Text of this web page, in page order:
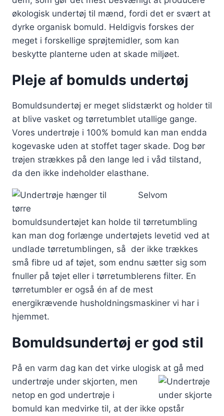
økologisk undertøj til mænd, fordi det er svært at
dyrke organisk bomuld. Heldigvis forskes der
meget i forskellige sprøjtemidler, som kan
beskytte planterne uden at skade miljøet.
Pleje af bomulds undertøj
Bomuldsundertøj er meget slidstærkt og holder til
at blive vasket og tørretumblet utallige gange.
Vores undertrøje i 100% bomuld kan man endda
kogevaske uden at stoffet tager skade. Dog bør
trøjen strækkes på den lange led i våd tilstand,
da den ikke indeholder elasthane.
Selvom
bomuldsundertøjet kan holde til tørretumbling
kan man dog forlænge undertøjets levetid ved at
undlade tørretumblingen, så der ikke trækkes
små fibre ud af tøjet, som endnu sætter sig som
fnuller på tøjet eller i tørretumblerens filter. En
tørretumbler er også én af de mest
energikrævende husholdningsmaskiner vi har i
hjemmet.
Bomuldsundertøj er god stil
På en varm dag kan det virke ulogisk at gå med
undertrøje under skjorten, men
netop en god undertrøje i
bomuld kan medvirke til, at der ikke opstår